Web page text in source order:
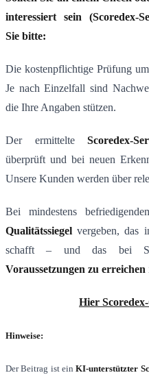
interessiert sein (Scoredex-
Sie bitte:
Die kostenpflichtige Prüfung
Je nach Einzelfall sind
die Ihre Angaben stützen.
Der ermittelte Scoredex-
überprüft und bei neuen
Unsere Kunden werden über
Bei mindestens
Qualitätssiegel vergeben, das
schafft – und das bei
Voraussetzungen zu erreichen
Hier
Hinweise:
Der Beitrag ist einKI-unterstützter